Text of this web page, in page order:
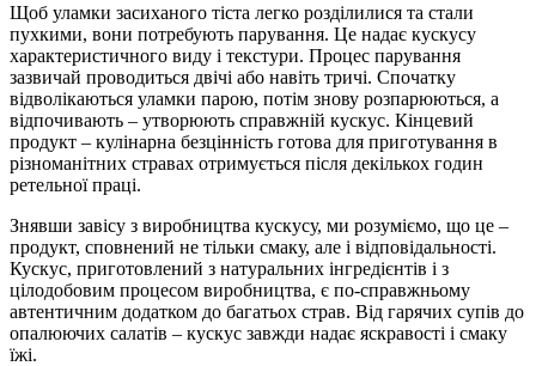
Щоб уламки засиханого тіста легко розділилися та стали
пухкими, вони потребують парування. Це надає кускусу
характеристичного виду і текстури. Процес парування
зазвичай проводиться двічі або навіть тричі. Спочатку
відволікаються уламки парою, потім знову розпарюються, а
відпочивають – утворюють справжній кускус. Кінцевий
продукт – кулінарна безцінність готова для приготування в
різноманітних стравах отримується після декількох годин
ретельної праці.
Знявши завісу з виробництва кускусу, ми розуміємо, що це –
продукт, сповнений не тільки смаку, але і відповідальності.
Кускус, приготовлений з натуральних інгредієнтів і з
цілодобовим процесом виробництва, є по-справжньому
автентичним додатком до багатьох страв. Від гарячих супів до
опалюючих салатів – кускус завжди надає яскравості і смаку
їжі.